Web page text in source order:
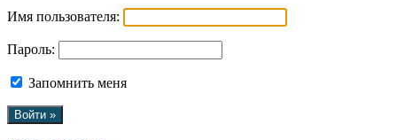
Имя пользователя:
Пароль:
Запомнить меня